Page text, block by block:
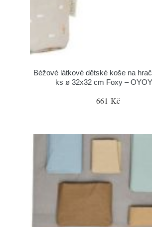
Béžové látkové dětské koše na
ks ø 32x32 cm Foxy –
661 Kč